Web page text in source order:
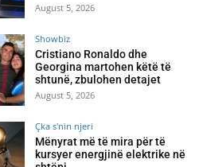
August 5, 2026
Showbiz
Cristiano Ronaldo dhe
Georgina martohen këtë të
shtunë, zbulohen detajet
August 5, 2026
Çka s'nin njeri
Mënyrat më të mira për të
kursyer energjinë elektrike në